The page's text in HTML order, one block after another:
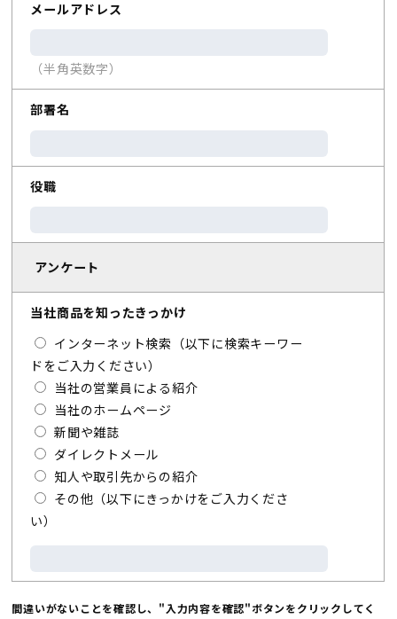
メールアドレス
（半角英数字）
部署名
役職
アンケート
当社商品を知ったきっかけ
インターネット検索（以下に検索キーワー
ドをご入力ください）
当社の営業員による紹介
当社のホームページ
新聞や雑誌
ダイレクトメール
知人や取引先からの紹介
その他（以下にきっかけをご入力くださ
い）
間違いがないことを確認し、"入力内容を確認"ボタンをクリックしてく